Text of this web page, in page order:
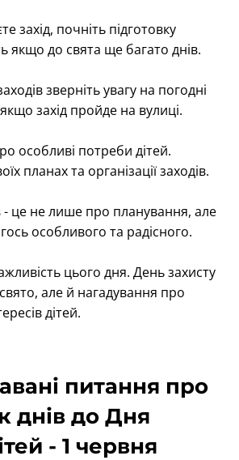
захід, почніть підготовку
якщо до свята ще багато днів.
зверніть увагу на погодні
захід пройде на вулиці.
особливі потреби дітей.
планах та організації заходів.
- це не лише про планування, але
особливого та радісного.
цього дня. День захисту
але й нагадування про
дітей.
питання про
днів до Дня
- 1 червня